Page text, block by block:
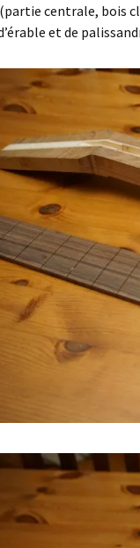
centrale, bois
et de